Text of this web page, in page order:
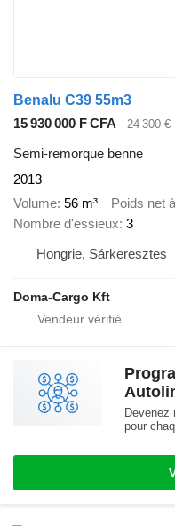
Benalu C39 55m3
15 930 000 F CFA
24 300 €
Semi-remorque benne
2013
Volume 56 m³ Poids net
Nombre d'essieux 3
Hongrie, Sárkeresztes
Doma-Cargo Kft
Devenez
pour